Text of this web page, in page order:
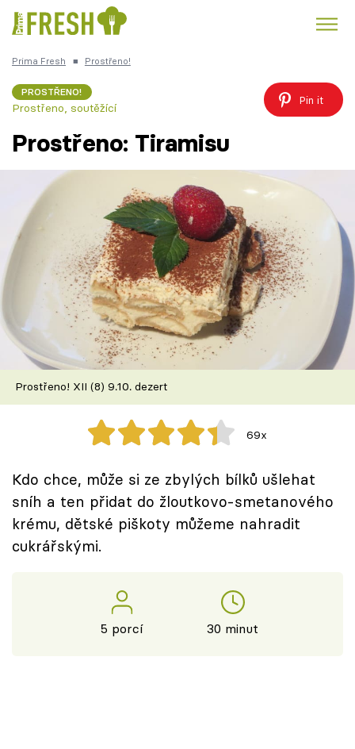
Česká kuchyně
Témata
Recepty
Články
TV Program
Škola vaření
Recepty z TV
Speciál: Cuketa
Těhotnej kuchař
Sledujte prima+
Prima Fresh ■ Prostřeno!
PROSTŘENO!
Prostřeno, soutěžící
Pin it
Prostřeno: Tiramisu
Prostřeno! XII (8) 9.10. dezert
69x
Kdo chce, může si ze zbylých bílků ušlehat
sníh a ten přidat do žloutkovo-smetanového
krému, dětské piškoty můžeme nahradit
cukrářskými.
5 porcí 30 minut